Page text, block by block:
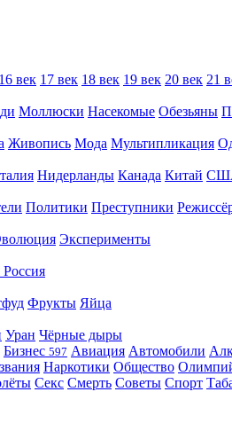
16 век 17 век 18 век 19 век 20 век 21
Моллюски Насекомые Обезьяны
Живопись Мода Мультипликация
Нидерланды Канада Китай
Политики Преступники
Эксперименты
Фрукты Яйца
Уран Чёрные дыры
Бизнес 597 Авиация Автомобили
Наркотики Общество
Секс Смерть Советы Спорт